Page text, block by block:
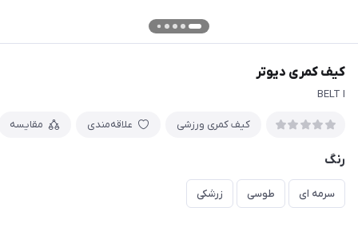
کیف کمری دیوتر
BELT I
کیف کمری ورزشی علاقه‌مندی مقایسه
رنگ
سرمه ای طوسی زرشکی